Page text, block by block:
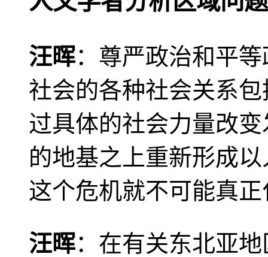
汪晖：尊严政治和平
社会的各种社会关系
过具体的社会力量改
的地基之上重新形成
这个危机就不可能真
汪晖：在有关东北亚